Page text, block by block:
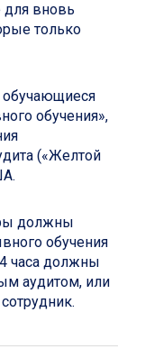
для вновь
только
обучающиеся
обучения»,
(«Желтой
должны
обучения
часа должны
аудитом, или